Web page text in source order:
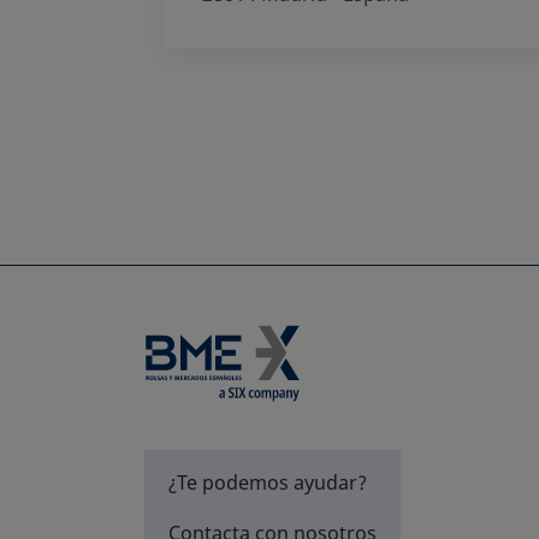
¿Te podemos ayudar?
Contacta con nosotros